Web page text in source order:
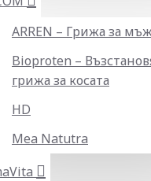
ARREN – Грижа за
Bioproten –
грижа за косата
HD
Mea Natutra